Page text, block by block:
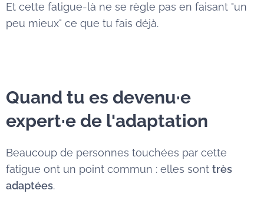
Et cette fatigue-là ne se règle pas en faisant "un
peu mieux" ce que tu fais déjà.
Quand tu es devenu·e
expert·e de l'adaptation
Beaucoup de personnes touchées par cette
fatigue ont un point commun : elles sont très
adaptées.